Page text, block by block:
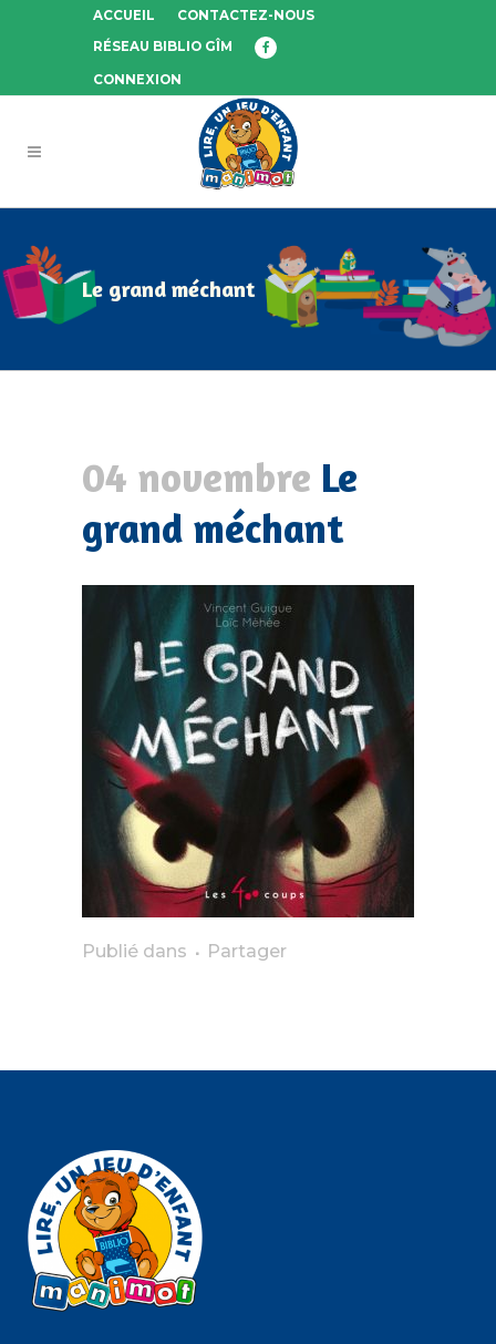
ACCUEIL
CONTACTEZ-NOUS
RÉSEAU BIBLIO GÎM
CONNEXION
Le grand méchant
04 novembre Le
grand méchant
Publié dans Partager